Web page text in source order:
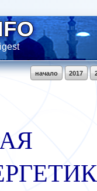
2017
начало